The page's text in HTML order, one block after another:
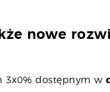
nowe
3x0% dostępnym w